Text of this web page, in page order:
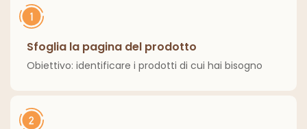
Sfoglia la pagina del prodotto
Obiettivo: identificare i prodotti di cui hai bisogno